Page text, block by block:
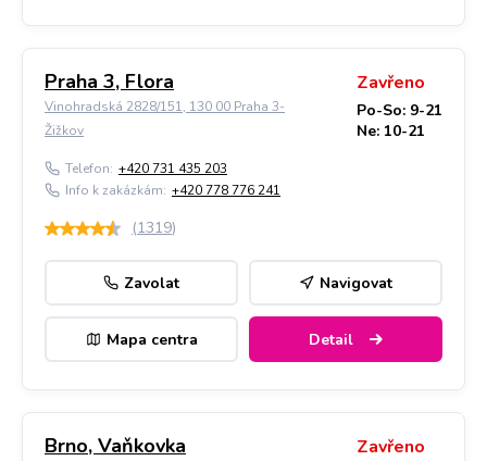
Praha 3, Flora
Vinohradská 2828/151, 130 00 Praha 3-
Žižkov
Zavřeno
Po-So: 9-21
Ne: 10-21
Telefon: +420 731 435 203
Info k zakázkám: +420 778 776 241
(1319)
Zavolat Navigovat
Mapa centra Detail
Brno, Vaňkovka Zavřeno